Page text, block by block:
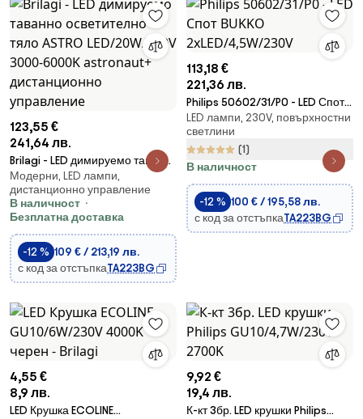
123,55 €
241,64 лв.
Brilagi - LED димируемо таванно
осветително тяло ASTRO
LED/20W/230V 3000-6000K
astronaut+ дистанционно
управление
Модерни, LED лампи,
дистанционно управление
В наличност
Безплатна доставка
-12 % 109 € / 213,19 лв.
с код за отстъпкаTA223BG
113,18 €
221,36 лв.
Philips 50602/31/P0 - LED Спот
BUKKO 2xLED/4,5W/230V
LED лампи, 230V, повърхностни
светлини
(1)
В наличност
-12 % 100 € / 195,58 лв.
с код за отстъпкаTA223BG
4,55 €
8,9 лв.
LED Крушка ECOLINE
9,92 €
19,4 лв.
К-кт 3бр. LED крушки Philips